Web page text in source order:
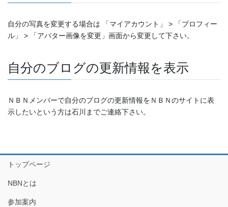
自分の写真を変更する場合は 「マイアカウント」 > 「プロフィー
ル」 > 「アバター画像を変更」画面から変更して下さい。
自分のブログの更新情報を表示
ＮＢＮメンバーで自分のブログの更新情報をＮＢＮのサイトに表
示したいという方は石川までご連絡下さい。
トップページ
NBNとは
参加案内